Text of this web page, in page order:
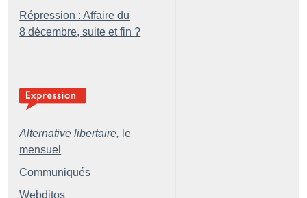
Répression : Affaire du
8 décembre, suite et fin ?
Alternative libertaire, le
mensuel
Communiqués
Webditos